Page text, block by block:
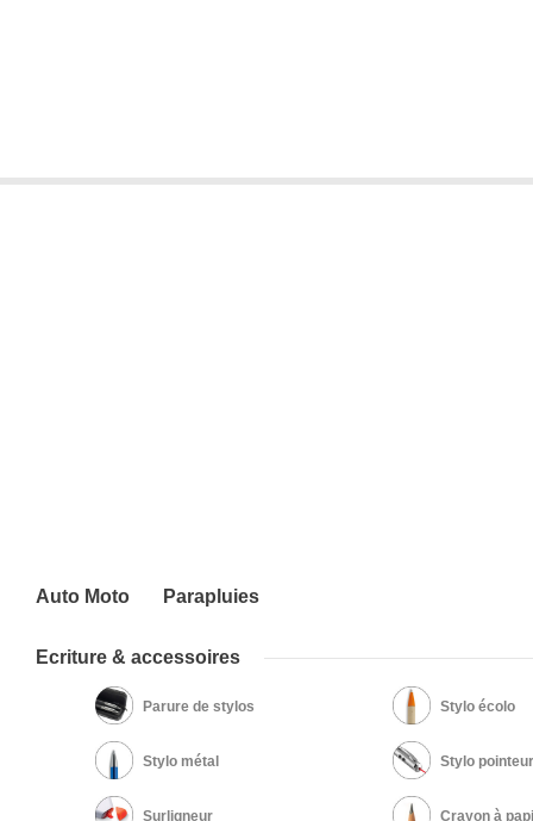
Auto Moto Parapluies
Ecriture & accessoires
Parure de stylos Stylo écolo
Stylo métal Stylo
Surligneur Crayon à